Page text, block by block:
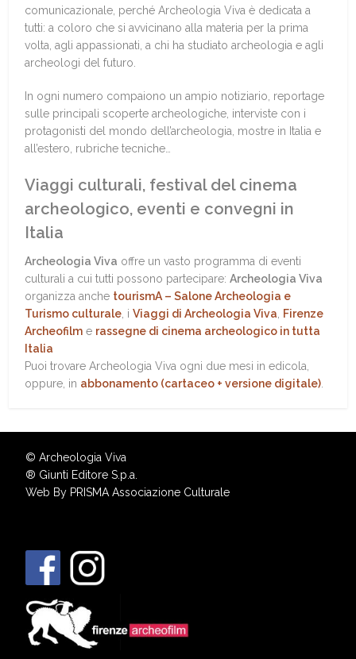
comunicazionale, perché Archeologia Viva è dedicata a
tutti: a coloro che si avvicinano alla materia per la prima
volta, agli appassionati, a chi ha studiato archeologia e agli
archeologi del futuro.
In ogni numero compaiono un ampio notiziario, reportage
sulle principali scoperte archeologiche, interviste con i
protagonisti del mondo dell’archeologia, mostre in Italia e
all’estero, rubriche tecniche…
Viaggi culturali, festival del cinema
archeologico, eventi e convegni in
Italia
Archeologia Viva offre un vasto programma di eventi
culturali a cui tutti possono partecipare:Archeologia Viva
organizza anche tourismA – Salone Archeologia e
Turismo culturale , iViaggi di Archeologia Viva Firenze
Archeofilm e rassegne di cinema archeologico in tutta
Italia
Puoi trovare Archeologia Viva ogni due mesi in edicola,
oppure, in abbonamento (cartaceo + versione digitale)
© Archeologia Viva
® Giunti Editore S.p.a.
Web By PRISMA Associazione Culturale